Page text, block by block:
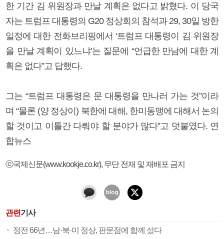
한 기간 김 위원장과 만날 계획은 없다고 밝혔다. 이 당국
자는 트럼프 대통령의 G20 정상회의 참석과 29, 30일 방한
일정에 대한 전화브리핑에서 ‘트럼프 대통령이 김 위원장
을 만날 계획이 있느냐’는 질문에 “언급한 만남에 대한 계
획은 없다”고 답했다.
그는 “트럼프 대통령은 문 대통령을 만나러 가는 것”이라
며 “물론 (양 정상이) 북한에 대해, 한미동맹에 대해서 논의
할 것이고 이틀간 다뤄야 할 분야가 많다”고 덧붙였다. 연
합뉴스
ⓒ국제신문(www.kookje.co.kr), 무단 전재 및 재배포 금지
관련기사
정전 66년…남·북·미 정상, 판문점에 함께 섰다